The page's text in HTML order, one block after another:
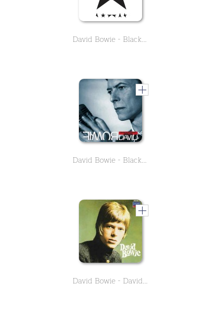
David Bowie - Blackstar
David Bowie - Black Tie White Noise
David Bowie - David Bowie (album 1967)